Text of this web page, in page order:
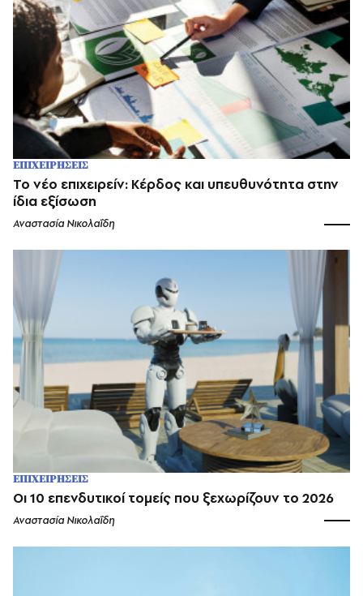
ΕΠΙΧΕΙΡΗΣΕΙΣ
Το νέο επιχειρείν: Κέρδος και υπευθυνότητα στην
ίδια εξίσωση
Αναστασία Νικολαΐδη
ΕΠΙΧΕΙΡΗΣΕΙΣ
Οι 10 επενδυτικοί τομείς που ξεχωρίζουν το 2026
Αναστασία Νικολαΐδη